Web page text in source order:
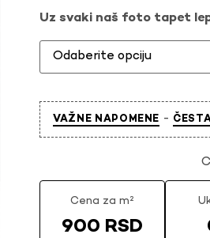
Uz svaki naš foto tapet
VAŽNE NAPOMENE -
Cena za m²
900 RSD